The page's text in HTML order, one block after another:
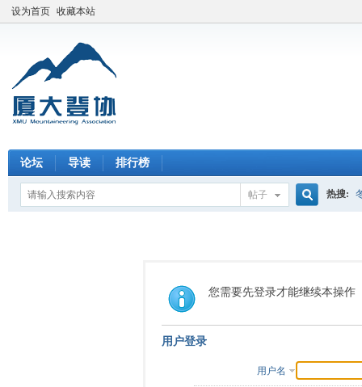
设为首页 收藏本站
论坛 导读 排行榜
帖子
索
热搜:
您需要先登录才能继续本操作
用户登录
用户名